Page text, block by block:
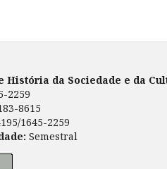
História da Sociedade e da
2259
8615
1645-2259
Semestral